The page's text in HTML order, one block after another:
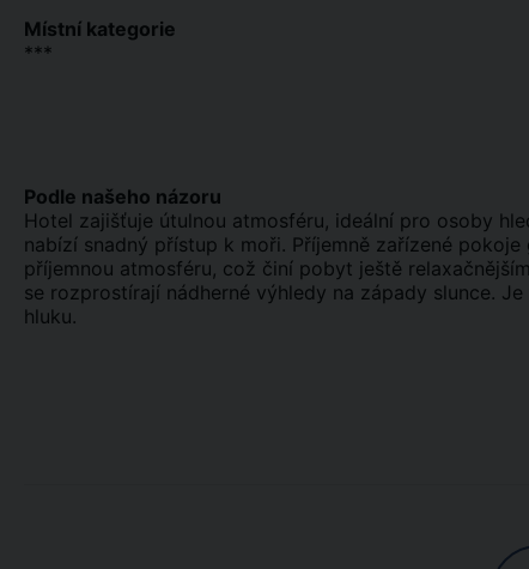
Místní kategorie
***
Podle našeho názoru
Hotel zajišťuje útulnou atmosféru, ideální pro osoby
nabízí snadný přístup k moři. Příjemně zařízené
příjemnou atmosféru, což činí pobyt ještě
se rozprostírají nádherné výhledy na západy slunce.
hluku.